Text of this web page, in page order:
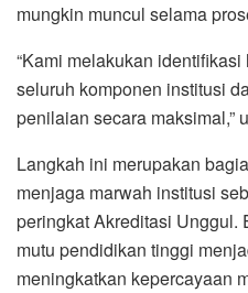
mungkin muncul selama
“Kami melakukan
seluruh komponen institusi
penilaian secara maksimal,”
Langkah ini merupakan
menjaga marwah institusi
peringkat Akreditasi Unggul.
mutu pendidikan tinggi
meningkatkan kepercayaan